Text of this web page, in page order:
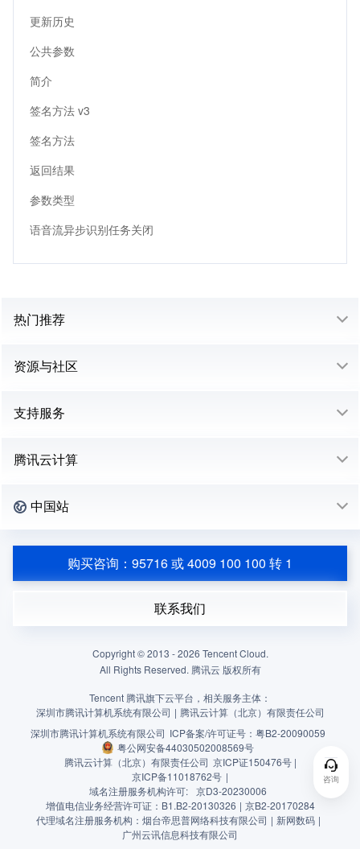
更新历史
公共参数
简介
签名方法 v3
签名方法
返回结果
参数类型
语音流异步识别任务关闭
咨询
热门推荐
资源与社区
支持服务
腾讯云计算
中国站
购买咨询：95716 或 4009 100 100 转 1
联系我们
Copyright © 2013 -2026 Tencent Cloud.
All Rights Reserved. 腾讯云 版权所有
Tencent 腾讯旗下云平台，相关服务主体：
深圳市腾讯计算机系统有限公司 | 腾讯云计算（北京）有限责任公司
深圳市腾讯计算机系统有限公司 ICP备案/许可证号： 粤B2-20090059
粤公网安备44030502008569号
腾讯云计算（北京）有限责任公司 京ICP证150476号 |
京ICP备11018762号 |
域名注册服务机构许可: 京D3-20230006
增值电信业务经营许可证：B1.B2-20130326 | 京B2-20170284
代理域名注册服务机构：烟台帝思普网络科技有限公司 | 新网数码 |
广州云讯信息科技有限公司